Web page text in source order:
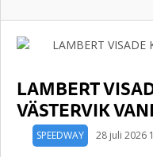
LAMBERT
VÄSTERVIK
SPEEDWAY 28 juli 2026